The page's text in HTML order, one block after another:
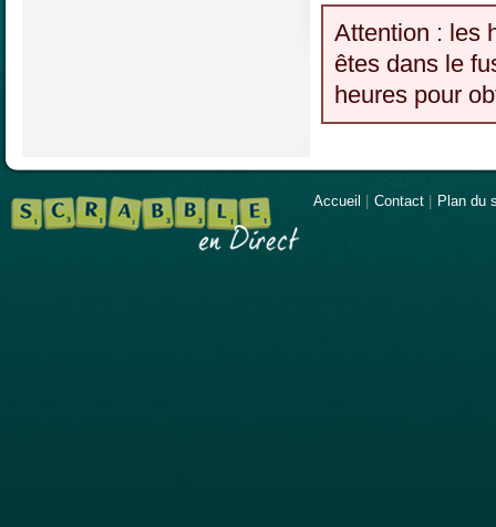
Attention : les
êtes dans le
heures pour
Accueil Contact Plan du